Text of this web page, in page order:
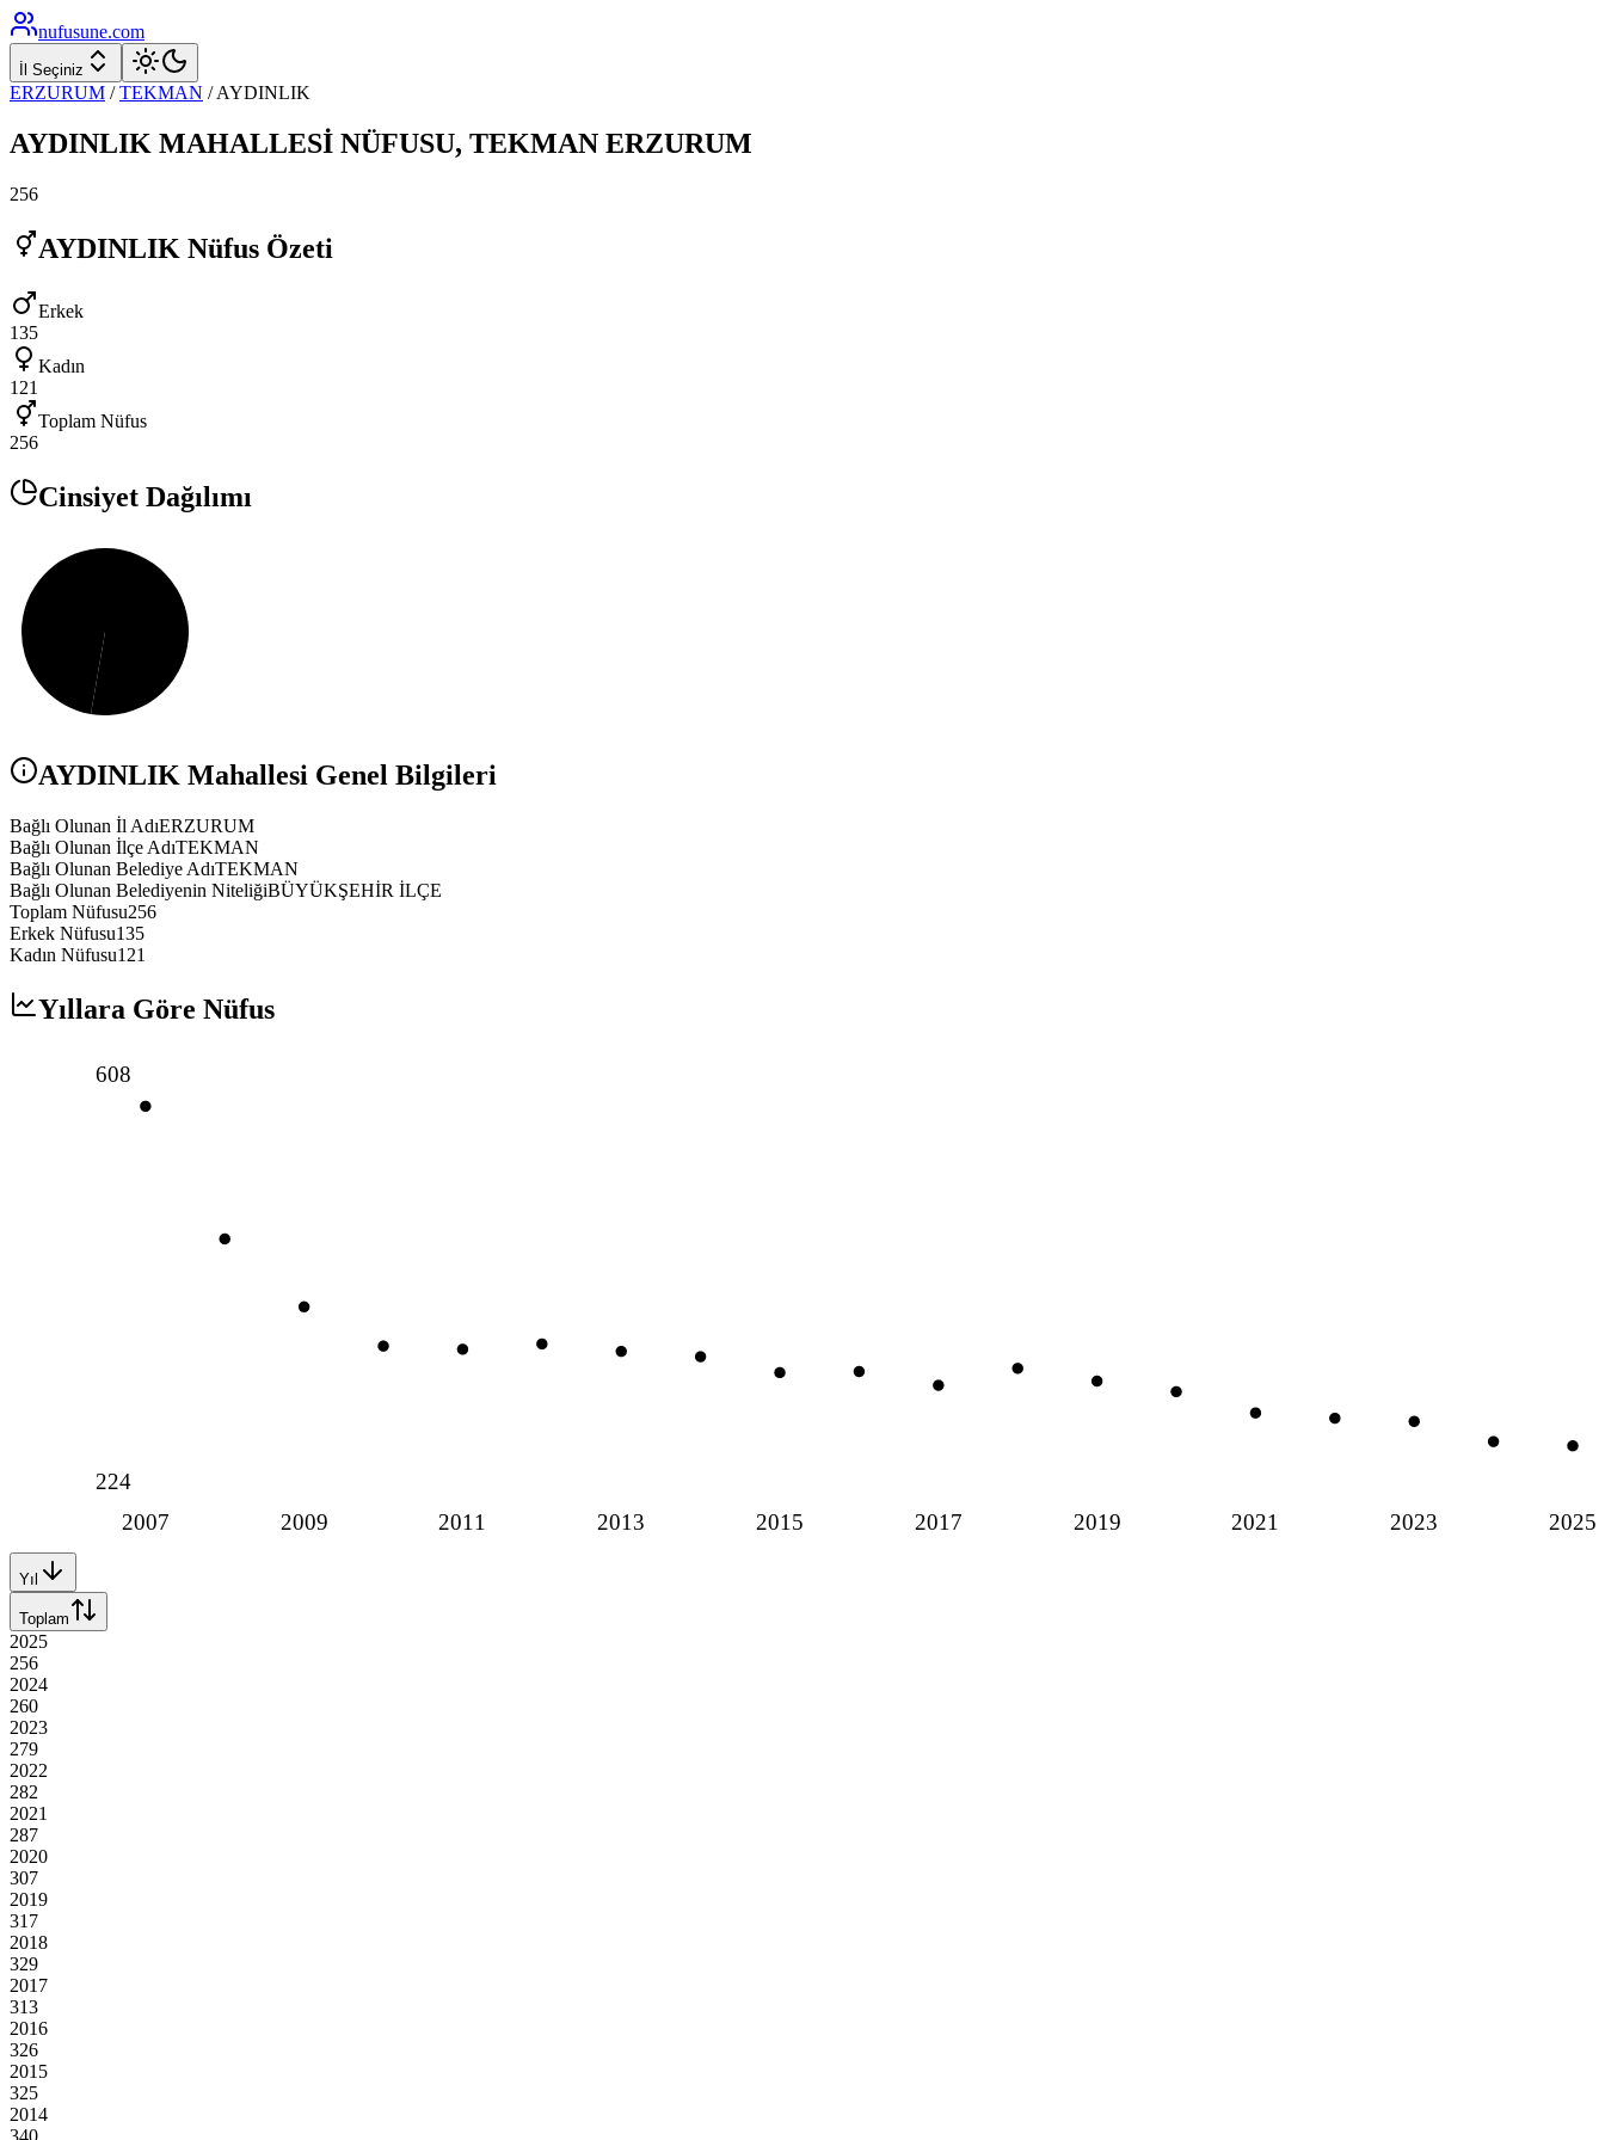
nufusune.com
İl Seçiniz
ERZURUM / TEKMAN /AYDINLIK
AYDINLIK MAHALLESİ NÜFUSU, TEKMAN ERZURUM
256
AYDINLIK Nüfus Özeti
Erkek
135
Kadın
121
Toplam Nüfus
256
Cinsiyet Dağılımı
AYDINLIK Mahallesi Genel Bilgileri
Bağlı Olunan İl AdıERZURUM
Bağlı Olunan İlçe AdıTEKMAN
Bağlı Olunan Belediye AdıTEKMAN
Bağlı Olunan Belediyenin NiteliğiBÜYÜKŞEHİR İLÇE
Toplam Nüfusu256
Erkek Nüfusu135
Kadın Nüfusu121
Yıllara Göre Nüfus
2007 2009 2011 2013 2015 2017 2019 2021 2023 2025
608
224
Yıl
Toplam
2025
256
2024
260
2023
279
2022
282
2021
287
2020
307
2019
317
2018
329
2017
313
2016
326
2015
325
2014